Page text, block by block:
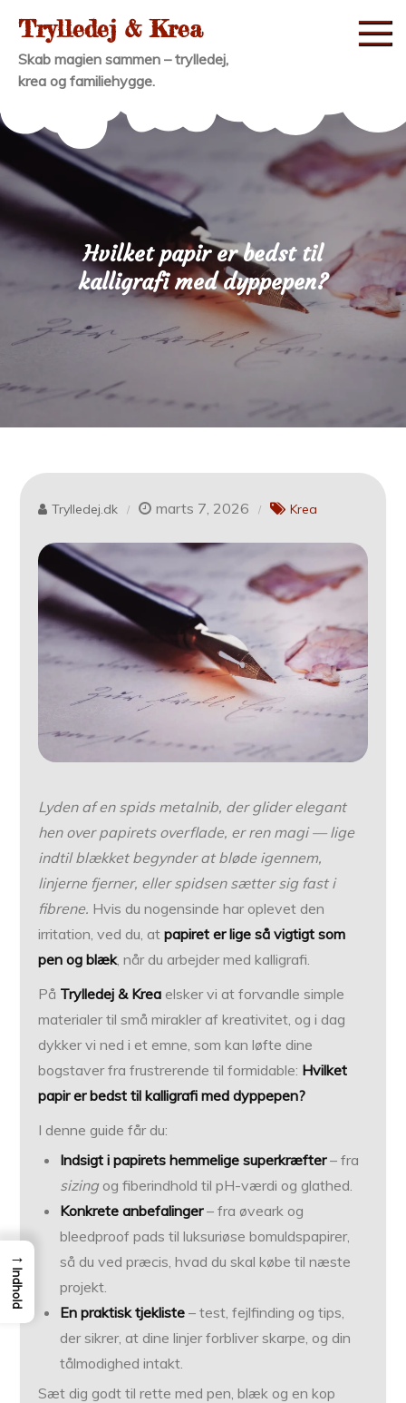
content
Trylledej & Krea
Skab magien sammen – trylledej,
krea og familiehygge.
Hvilket papir er bedst til
kalligrafi med dyppepen?
Trylledej.dk marts 7, 2026 Krea
Lyden af en spids metalnib, der glider elegant
hen over papirets overflade, er ren magi — lige
indtil blækket begynder at bløde igennem,
linjerne fjerner, eller spidsen sætter sig fast i
fibrene. Hvis du nogensinde har oplevet den
irritation, ved du, atpapiret er lige så vigtigt som
pen og blæk, når du arbejder med kalligrafi.
På Trylledej & Krea elsker vi at forvandle simple
materialer til små mirakler af kreativitet, og i dag
dykker vi ned i et emne, som kan løfte dine
bogstaver fra frustrerende til formidable: Hvilket
papir er bedst til kalligrafi med dyppepen?
I denne guide får du:
Indsigt i papirets hemmelige superkræfter– fra
sizingog fiberindhold til pH-værdi og glathed.
Konkrete anbefalinger– fra øveark og
bleedproof pads til luksuriøse bomuldspapirer,
så du ved præcis, hvad du skal købe til næste
projekt.
En praktisk tjekliste – test, fejlfinding og tips,
der sikrer, at dine linjer forbliver skarpe, og din
tålmodighed intakt.
Sæt dig godt til rette med pen, blæk og en kop
→
Indhold